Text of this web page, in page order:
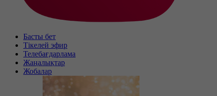
Басты бет
Тікелей эфир
Телебағдарлама
Жаңалықтар
Жобалар